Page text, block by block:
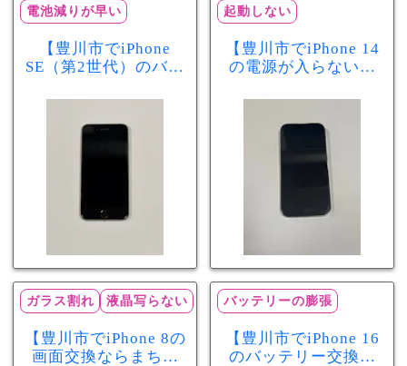
電池減りが早い
【豊川市でiPhone
SE（第2世代）のバッ
スマ豊川店】電池の
減りが早い症状も当
起動しない
【豊川市でiPhone 14
の電源が入らない修
店】バッテリー交換
で復旧するケースも
あります！
ガラス割れ 液晶写らない
【豊川市でiPhone 8の
画面交換ならまちス
バッテリーの膨張
【豊川市でiPhone 16
のバッテリー交換な